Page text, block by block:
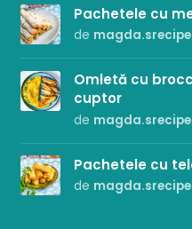
Pachetele cu
de
Omletă cu
cuptor
de
Pachetele cu
de